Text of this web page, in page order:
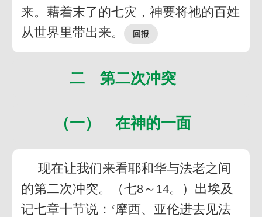
来。藉着末了的七灾，神要将祂的百姓
从世界里带出来。
二 第二次冲突
（一） 在神的一面
现在让我们来看耶和华与法老之间
的第二次冲突。（七8～14。）出埃及
记七章十节说：‘摩西、亚伦进去见法